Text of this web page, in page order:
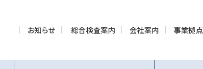
お知らせ 総合検査案内 会社案内 事業拠点